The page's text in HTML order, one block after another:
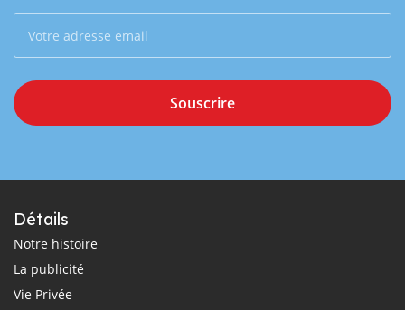
Souscrire
Détails
Notre histoire
La publicité
Vie Privée